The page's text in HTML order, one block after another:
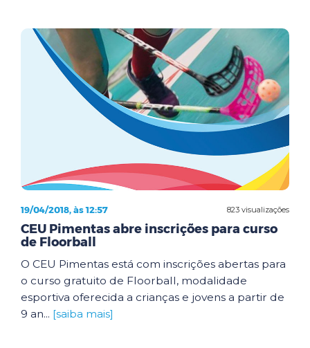
823 visualizações
19/04/2018, às 12:57
CEU Pimentas abre inscrições para curso
de Floorball
O CEU Pimentas está com inscrições abertas para
o curso gratuito de Floorball, modalidade
esportiva oferecida a crianças e jovens a partir de
9 an... [saiba mais]